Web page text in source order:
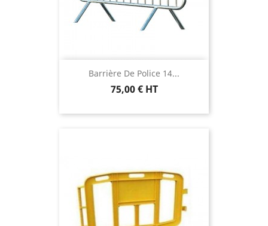
Barrière De Police 14...
75,00 € HT